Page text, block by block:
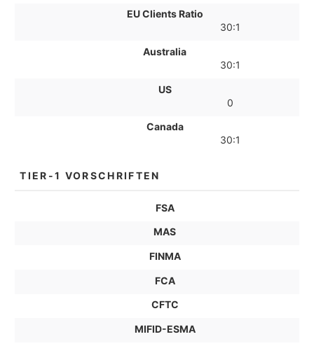
EU Clients Ratio
30:1
Australia
30:1
US
0
Canada
30:1
TIER-1 VORSCHRIFTEN
FSA
MAS
FINMA
FCA
CFTC
MIFID-ESMA